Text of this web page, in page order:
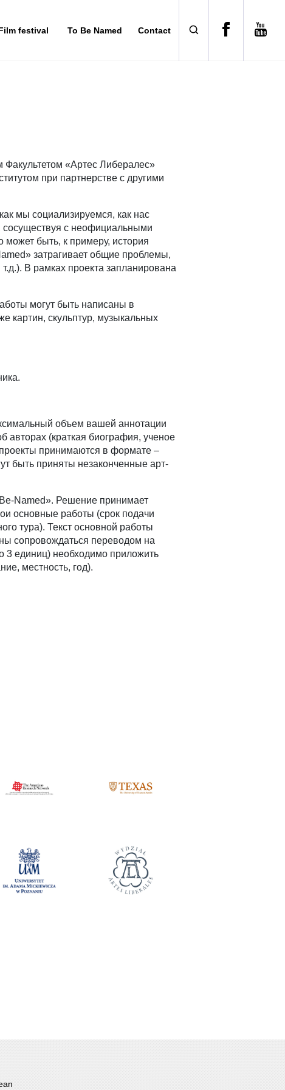
festival To Be Named Contact
«Артес Либералес»
при партнерстве с другими
мы социализируемся, как нас
с неофициальными
быть, к примеру, история
затрагивает общие проблемы,
В рамках проекта запланирована
могут быть написаны в
картин, скульптур, музыкальных
объем вашей аннотации
авторах (краткая биография, ученое
принимаются в формате –
быть приняты незаконченные арт-
Named». Решение принимает
основные работы (срок подачи
тура). Текст основной работы
сопровождаться переводом на
3 единиц) необходимо приложить
местность, год).